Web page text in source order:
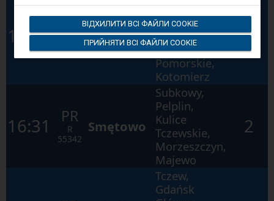
15:44
R
55306
Bydgoszcz
Główna
Pelplin,
Kulice
Tczewskie,
Laskowice
Pomorskie,
Kotomierz
2
16:31 PR
R
55342
Smętowo
Subkowy,
Pelplin,
Kulice
Tczewskie,
Morzeszczyn,
Majewo
2
Tczew,
Gdańsk
варіантів,
доступних
кінці
Натисніть
tab
вікні.
ВІДХИЛИТИ ВСІ ФАЙЛИ COOKIE
ПРИЙНЯТИ ВСІ ФАЙЛИ COOKIE